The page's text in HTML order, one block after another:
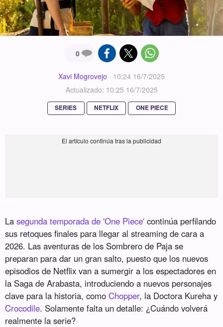
0
Xavi Mogrovejo · 10:24 16/7/2025
Actualizado: 10:25 16/7/2025
SERIES NETFLIX ONE PIECE
Lasegunda temporada de 'One Piece' continúa perfilando
sus retoques finales para llegar al streaming de cara a
2026. Las aventuras de los Sombrero de Paja se
preparan para dar un gran salto, puesto que los nuevos
episodios de Netflix van a sumergir a los espectadores en
la Saga de Arabasta, introduciendo a nuevos personajes
clave para la historia, comoChopper, la Doctora Kureha y
Crocodile. Solamente falta un detalle: ¿Cuándo volverá
realmente la serie?